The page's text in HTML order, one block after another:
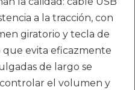
a la tracción, con
giratorio y tecla de
que evita eficazmente
de largo se
el volumen y